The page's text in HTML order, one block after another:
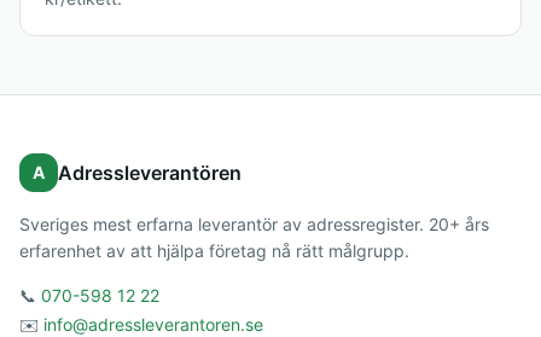
A Adressleverantören
Sveriges mest erfarna leverantör av adressregister. 20+ års
erfarenhet av att hjälpa företag nå rätt målgrupp.
📞 070-598 12 22
✉️ info@adressleverantoren.se